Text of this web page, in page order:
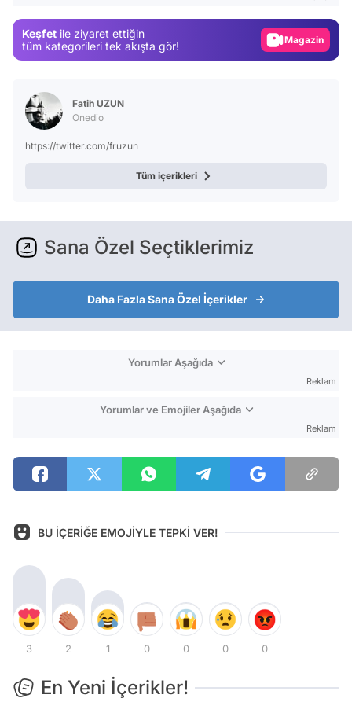
Keşfet ile ziyaret ettiğin
tüm kategorileri tek akışta gör!
Magazin
Fatih UZUN
Onedio
https://twitter.com/fruzun
Tüm içerikleri
Sana Özel Seçtiklerimiz
Daha Fazla Sana Özel İçerikler
Yorumlar Aşağıda
Reklam
Yorumlar ve Emojiler Aşağıda
Reklam
BU İÇERİĞE EMOJİYLE TEPKİ VER!
3 2 1 0 0 0 0
En Yeni İçerikler!